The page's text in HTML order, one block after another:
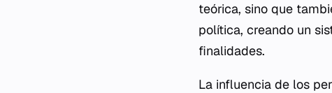
teórica, sino que
política, creando un
finalidades.
La influencia de los